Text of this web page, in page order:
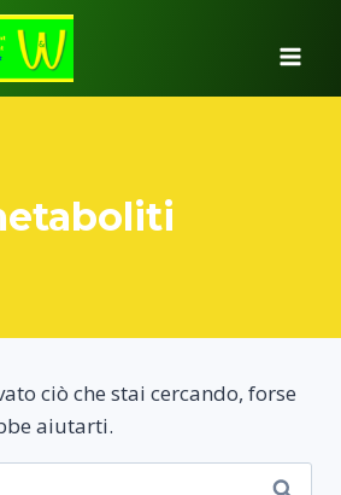
ciò che stai cercando, forse
aiutarti.